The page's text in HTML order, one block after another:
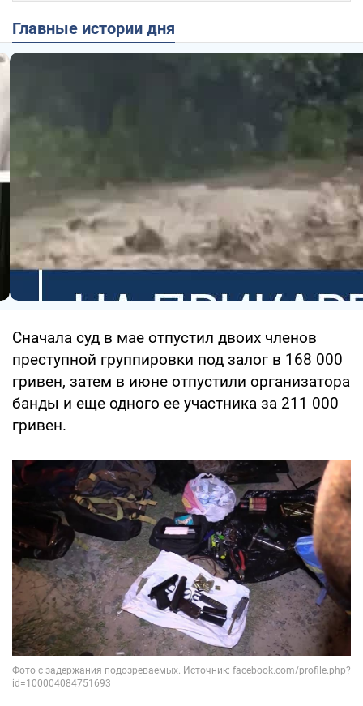
Главные истории дня
Сначала суд в мае отпустил двоих членов
преступной группировки под залог в 168 000
гривен, затем в июне отпустили организатора
банды и еще одного ее участника за 211 000
гривен.